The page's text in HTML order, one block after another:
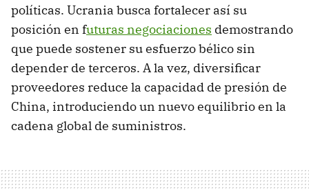
políticas. Ucrania busca fortalecer así su
posición en futuras negociaciones demostrando
que puede sostener su esfuerzo bélico sin
depender de terceros. A la vez, diversificar
proveedores reduce la capacidad de presión de
China, introduciendo un nuevo equilibrio en la
cadena global de suministros.